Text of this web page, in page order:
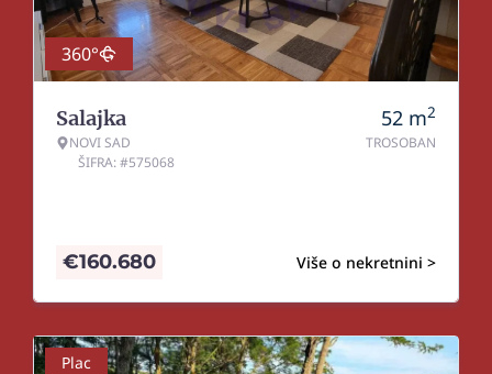
360°
Salajka
NOVI SAD
ŠIFRA: #575068
52 m2
TROSOBAN
Više o nekretnini >
€160.680
Plac